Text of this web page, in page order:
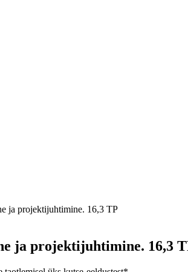
ja projektijuhtimine. 16,3 TP
ja projektijuhtimine. 16,3